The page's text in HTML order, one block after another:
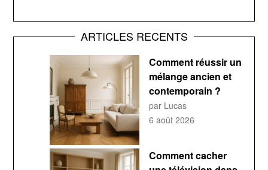
ARTICLES RECENTS
Comment réussir un
mélange ancien et
contemporain ?
par Lucas
6 août 2026
Comment cacher